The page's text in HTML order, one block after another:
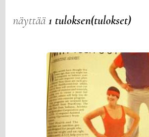
näyttää1 tuloksen(tulokset)